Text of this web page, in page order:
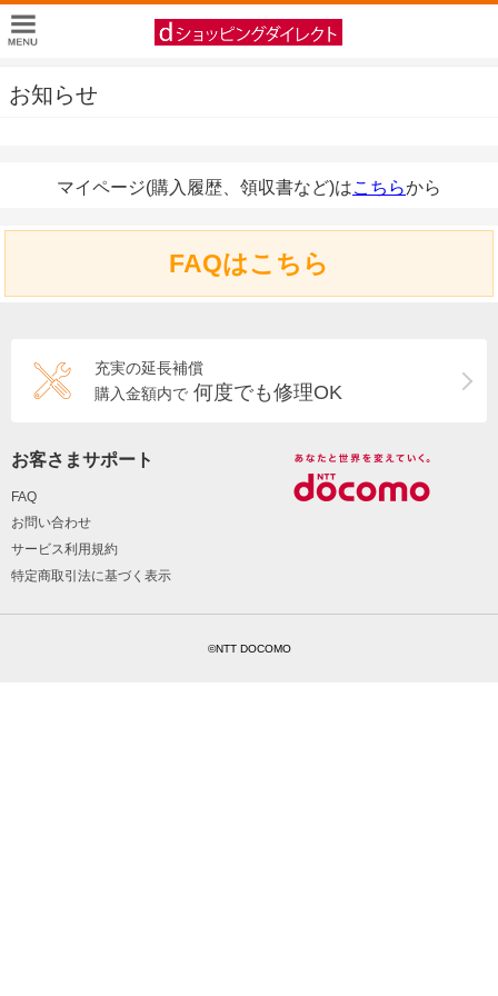
お知らせ
マイページ(購入履歴、領収書など)はこちらから
FAQはこちら
充実の延長補償
購入金額内で 何度でも修理OK
お客さまサポート
FAQ
お問い合わせ
サービス利用規約
特定商取引法に基づく表示
©NTT DOCOMO